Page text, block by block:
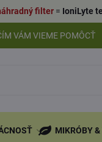
filter= IoniLyte
VÁM VIEME POMÔCŤ
MIKRÓBY &